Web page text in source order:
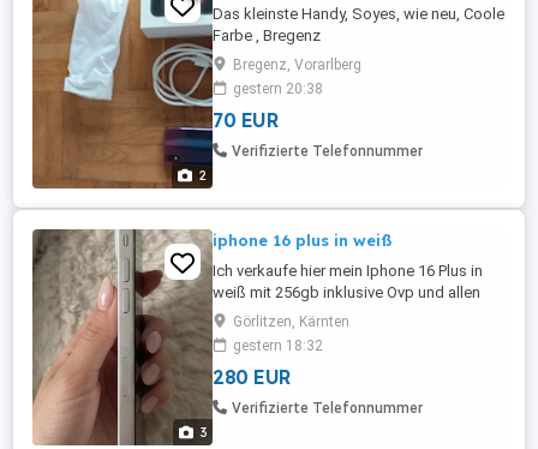
2
Das kleinste Handy, Soyes, wie neu, Coole
Farbe , Bregenz
Bregenz, Vorarlberg
gestern 20:38
70 EUR
Verifizierte Telefonnummer
3
iphone 16 plus in weiß
Ich verkaufe hier mein Iphone 16 Plus in
weiß mit 256gb inklusive Ovp und allen
Kabeln. Das handy habe ich mir vor 4
Monaten zugelegt als zweit Handy aber
benötige es jetzt nicht mehr. Es
funktioniert einwandfrei ohne jegliche
Kratzer und Macken. Bei Intresde gerne
Görlitzen, Kärnten
gestern 18:32
280 EUR
Verifizierte Telefonnummer